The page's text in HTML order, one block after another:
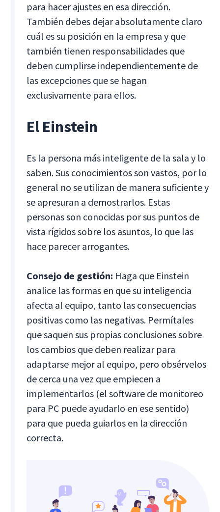
para hacer ajustes en esa dirección.
También debes dejar absolutamente claro
cuál es su posición en la empresa y que
también tienen responsabilidades que
deben cumplirse independientemente de
las excepciones que se hagan
exclusivamente para ellos.
El Einstein
Es la persona más inteligente de la sala y lo
saben. Sus conocimientos son vastos, por lo
general no se utilizan de manera suficiente y
se apresuran a demostrarlos. Estas
personas son conocidas por sus puntos de
vista rígidos sobre los asuntos, lo que las
hace parecer arrogantes.
Consejo de gestión: Haga que Einstein
analice las formas en que su inteligencia
afecta al equipo, tanto las consecuencias
positivas como las negativas. Permítales
que saquen sus propias conclusiones sobre
los cambios que deben realizar para
adaptarse mejor al equipo, pero obsérvelos
de cerca una vez que empiecen a
implementarlos (el software de monitoreo
para PC puede ayudarlo en ese sentido)
para que pueda guiarlos en la dirección
correcta.